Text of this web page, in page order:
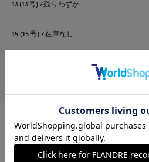
13(13号) 残りわずか
15(15号) 在庫なし
ダークブラウン
在庫なし